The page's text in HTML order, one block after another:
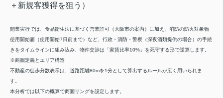
＋新規客獲得を狙う）
開業実行では、食品衛生法に基づく営業許可（大阪市の案内）に加え、消防の防火対象物
使用開始届（使用開始7日前まで）など、行政・消防・警察（深夜酒類提供の場合）の手続
きをタイムラインに組み込み、物件交渉は「家賃比率10%」を死守する形で逆算します。
※商圏定義とエリア構造
不動産の徒歩分数表示は、道路距離80mを1分として算出するルールが広く用いられま
す。
本分析では以下の概算で商圏リングを設定します。